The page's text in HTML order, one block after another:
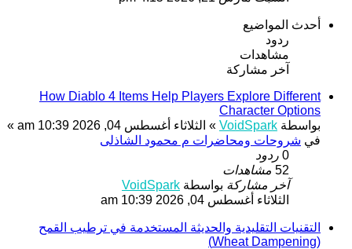
أحدث المواضيع
ردود
مشاهدات
آخر مشاركة
How Diablo 4 Items Help Players Explore Different
Character Options
بواسطة VoidSpark
» الثلاثاء أغسطس 04, 2026 10:39 am »
في شروحات ومحاضرات م محمود الشاذلى
0 ردود
52 مشاهدات
آخر مشاركة بواسطة VoidSpark
الثلاثاء أغسطس 04, 2026 10:39 am
التقنيات التقليدية والحديثة المستخدمة في ترطيب القمح
(Wheat Dampening)